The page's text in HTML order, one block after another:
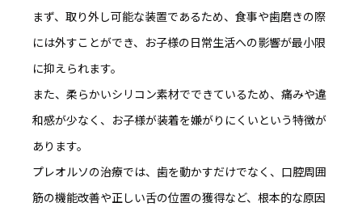
まず、 取り外し可能な装置であるため、食事や歯磨きの際
には外すことができ、お子様の日常生活への影響が最小限
に抑えられます。
また、柔らかいシリコン素材でできているため、痛みや違
和感が少なく、お子様が装着を嫌がりにくいという特徴が
あります。
プレオルソの治療では、歯を動かすだけでなく、 口腔周囲
筋の機能改善や正しい舌の位置の獲得など、根本的な原因